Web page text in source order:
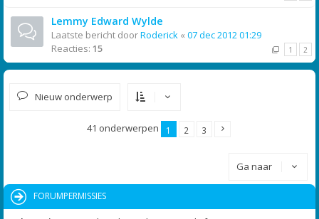
Lemmy Edward Wylde
Laatste bericht doorRoderick « 07 dec 2012 01:29
Reacties: 15 1 2
Nieuw onderwerp
41 onderwerpen 1 2 3
Ga naar
FORUMPERMISSIES